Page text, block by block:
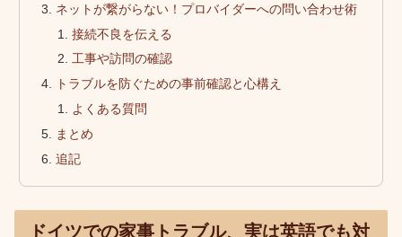
ネットが繋がらない！プロバイダーへの問い合わせ術
接続不良を伝える
工事や訪問の確認
トラブルを防ぐための事前確認と心構え
よくある質問
まとめ
追記
ドイツでの家事トラブル、実は英語でも対